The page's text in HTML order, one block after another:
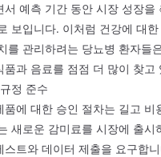
서 예측 기간 동안 시장 성장을
보입니다. 이처럼 건강에 대
를 관리하려는 당뇨병 환자들
품과 음료를 점점 더 많이 찾고
정 준수
에 대한 승인 절차는 길고 비
새로운 감미료를 시장에 출시
스트와 데이터 제출을 요구합